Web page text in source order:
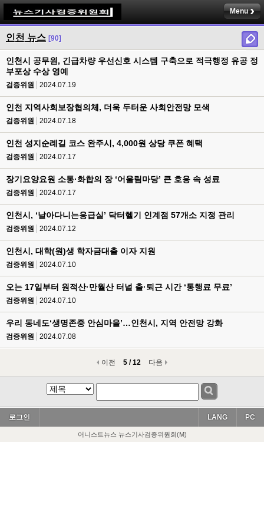
Menu
인천 뉴스 [90]
인천시 공무원, 긴급차량 우선신호 시스템 구축으로 적극행정 유공 정
부포상 수상 영예
검증위원 2024.07.19
인천 지역사회보장협의체, 더욱 두터운 사회안전망 모색
검증위원 2024.07.18
인천 성지순례길 코스 완주시, 4,000원 상당 쿠폰 혜택
검증위원 2024.07.17
장기요양요원 소통·화합의 장 ‘어울림마당’ 큰 호응 속 성료
검증위원 2024.07.17
인천시, ‘날아다니는응급실’ 닥터헬기 인계점 57개소 지정 관리
검증위원 2024.07.12
인천시, 대학(원)생 학자금대출 이자 지원
검증위원 2024.07.10
오는 17일부터 원적산·만월산 터널 출·퇴근 시간 ‘통행료 무료’
검증위원 2024.07.10
우리 동네도‘생명존중 안심마을’…인천시, 지역 안전망 강화
검증위원 2024.07.08
이전 5 / 12 다음
로그인 PC
LANG
어니스트뉴스 뉴스기사검증위원회(M)